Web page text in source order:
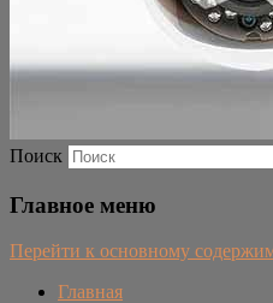
Поиск
Главное меню
Перейти к основному
Главная